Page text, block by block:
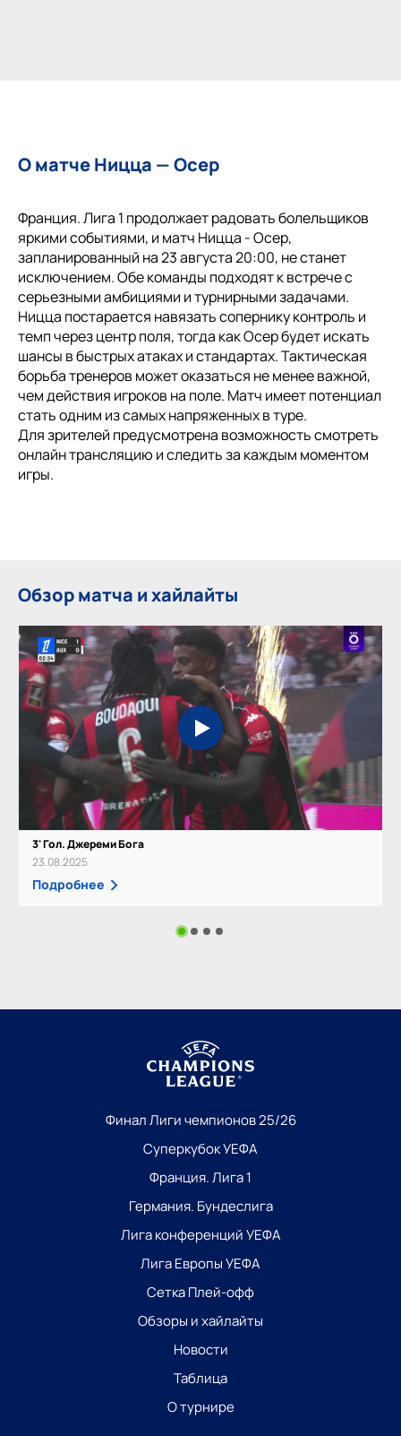
О матче Ницца — Осер
Франция. Лига 1 продолжает радовать болельщиков
яркими событиями, и матч Ницца - Осер,
запланированный на 23 августа 20:00, не станет
исключением. Обе команды подходят к встрече с
серьезными амбициями и турнирными задачами.
Ницца постарается навязать сопернику контроль и
темп через центр поля, тогда как Осер будет искать
шансы в быстрых атаках и стандартах. Тактическая
борьба тренеров может оказаться не менее важной,
чем действия игроков на поле. Матч имеет потенциал
стать одним из самых напряженных в туре.
Для зрителей предусмотрена возможность смотреть
онлайн трансляцию и следить за каждым моментом
игры.
Обзор матча и хайлайты
3' Гол. Джереми Бога
23.08.2025
Подробнее
Финал Лиги чемпионов 25/26
Суперкубок УЕФА
Франция. Лига 1
Германия. Бундеслига
Лига конференций УЕФА
Лига Европы УЕФА
Сетка Плей-офф
Обзоры и хайлайты
Новости
Таблица
О турнире